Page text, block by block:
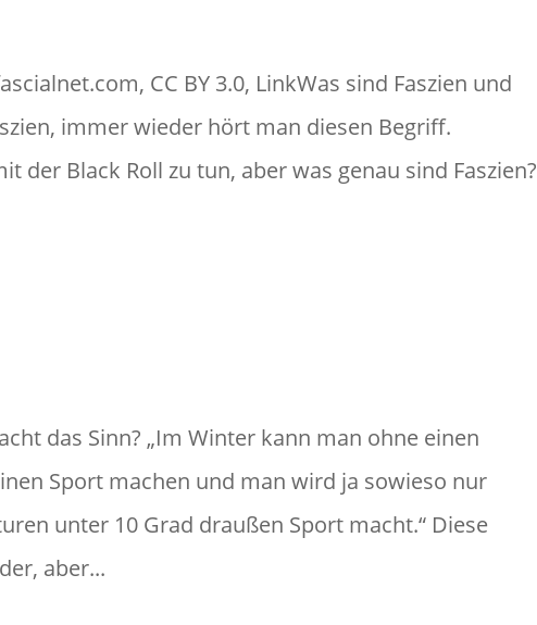
CC BY 3.0, LinkWas sind Faszien und
immer wieder hört man diesen Begriff.
der Black Roll zu tun, aber was genau sind Faszien?
das Sinn? „Im Winter kann man ohne einen
Sport machen und man wird ja sowieso nur
unter 10 Grad draußen Sport macht.“ Diese
aber...